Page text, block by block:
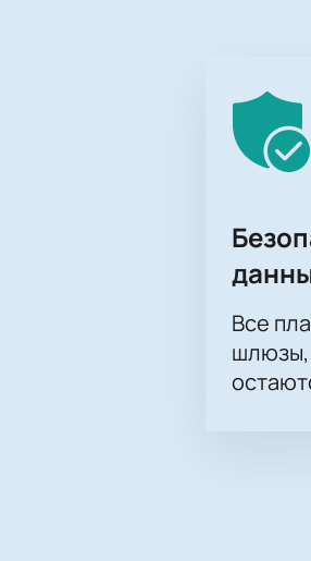
Металлург
На нашем
Все
шлюзы,